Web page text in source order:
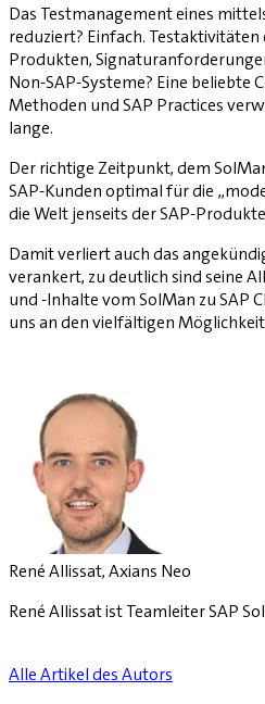
Das Testmanagement eines
reduziert? Einfach.
Produkten,
Non-SAP-Systeme? Eine
Methoden und SAP Practices
lange.
Der richtige Zeitpunkt, dem
SAP-Kunden optimal für die
die Welt jenseits der SAP-
Damit verliert auch das
verankert, zu deutlich sind seine
und -Inhalte vom SolMan zu SAP
uns an den vielfältigen
René Allissat, Axians Neo
René Allissat ist Teamleiter SAP
Alle Artikel des Autors